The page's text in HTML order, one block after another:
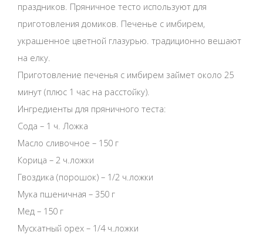
праздников. Пряничное тесто используют для
приготовления домиков. Печенье с имбирем,
украшенное цветной глазурью. традиционно вешают
на елку.
Приготовление печенья с имбирем займет около 25
минут (плюс 1 час на расстойку).
Ингредиенты для пряничного теста:
Сода – 1 ч. Ложка
Масло сливочное – 150 г
Корица – 2 ч.ложки
Гвоздика (порошок) – 1/2 ч.ложки
Мука пшеничная – 350 г
Мед – 150 г
Мускатный орех – 1/4 ч.ложки